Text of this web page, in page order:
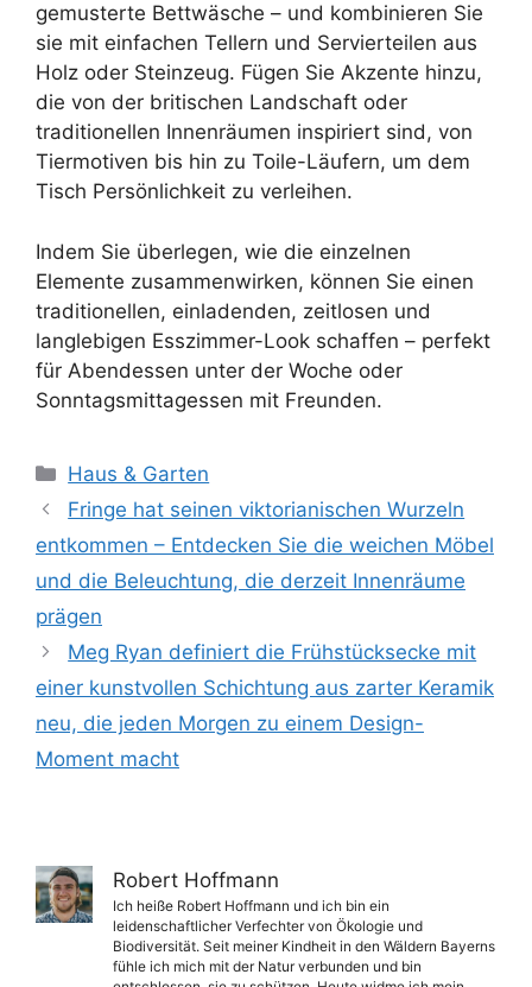
gemusterte Bettwäsche – und kombinieren Sie
sie mit einfachen Tellern und Servierteilen aus
Holz oder Steinzeug. Fügen Sie Akzente hinzu,
die von der britischen Landschaft oder
traditionellen Innenräumen inspiriert sind, von
Tiermotiven bis hin zu Toile-Läufern, um dem
Tisch Persönlichkeit zu verleihen.
Indem Sie überlegen, wie die einzelnen
Elemente zusammenwirken, können Sie einen
traditionellen, einladenden, zeitlosen und
langlebigen Esszimmer-Look schaffen – perfekt
für Abendessen unter der Woche oder
Sonntagsmittagessen mit Freunden.
Kategorien
Haus & Garten
Fringe hat seinen viktorianischen Wurzeln
entkommen – Entdecken Sie die weichen Möbel
und die Beleuchtung, die derzeit Innenräume
prägen
Meg Ryan definiert die Frühstücksecke mit
einer kunstvollen Schichtung aus zarter Keramik
neu, die jeden Morgen zu einem Design-
Moment macht
Robert Hoffmann
Ich heiße Robert Hoffmann und ich bin ein
leidenschaftlicher Verfechter von Ökologie und
Biodiversität. Seit meiner Kindheit in den Wäldern Bayerns
fühle ich mich mit der Natur verbunden und bin